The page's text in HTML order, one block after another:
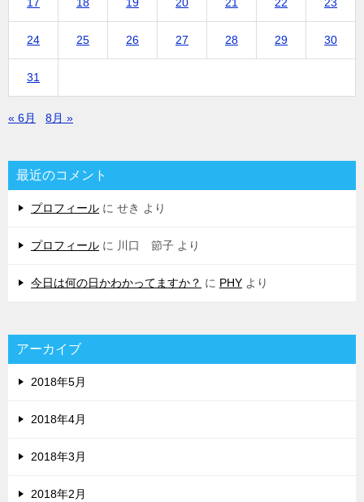
17 18 19 20 21 22 23
24 25 26 27 28 29 30
31
« 6月 8月 »
最近のコメント
プロフィール に せき より
プロフィール に 川口 節子 より
今日は何の日かわかってますか？ に PHY より
アーカイブ
2018年5月
2018年4月
2018年3月
2018年2月